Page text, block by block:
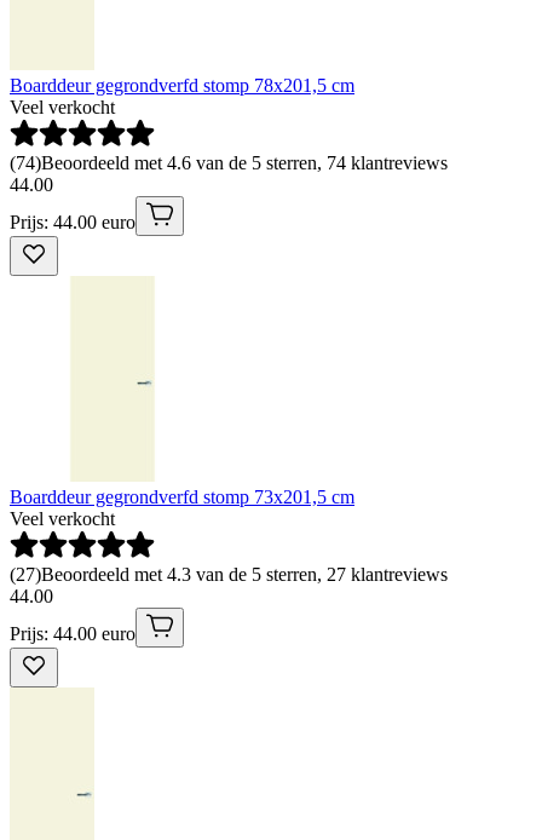
Boarddeur gegrondverfd stomp 78x201,5 cm
Veel verkocht
(74)Beoordeeld met 4.6 van de 5 sterren, 74 klantreviews
44.00
Prijs: 44.00 euro
Boarddeur gegrondverfd stomp 73x201,5 cm
Veel verkocht
(27)Beoordeeld met 4.3 van de 5 sterren, 27 klantreviews
44.00
Prijs: 44.00 euro